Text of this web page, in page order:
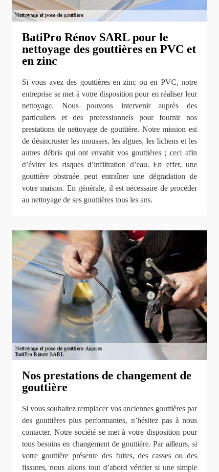
BatiPro Rénov SARL pour le
nettoyage des gouttières en PVC et
en zinc
Si vous avez des gouttières en zinc ou en PVC, notre
entreprise se met à votre disposition pour en réaliser leur
nettoyage. Nous pouvons intervenir auprès des
particuliers et des professionnels pour fournir nos
prestations de nettoyage de gouttière. Notre mission est
de désincruster les mousses, les algues, les lichens et les
autres débris qui ont envahit vos gouttières ; ceci afin
d’éviter les risques d’infiltration d’eau. En effet, une
gouttière obstruée peut entraîner une dégradation de
votre maison. En générale, il est nécessaire de procéder
au nettoyage de ses gouttières tous les ans.
Nos prestations de changement de
gouttière
Si vous souhaitez remplacer vos anciennes gouttières par
des gouttières plus performantes, n’hésitez pas à nous
contacter. Notre société se met à votre disposition pour
tous besoins en changement de gouttière. Par ailleurs, si
votre gouttière présente des fuites, des casses ou des
fissures, nous allons tout d’abord vérifier si une simple